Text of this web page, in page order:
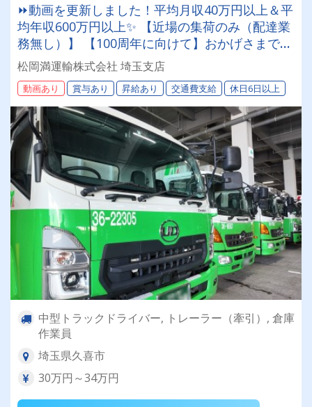
⏩動画を更新しました！平均月収40万円以上＆平
均年収600万円以上✨ 【近場の集荷のみ（配達業
務無し）】 【100周年に向けて】おかげさまで設
立77周年北海道を代表する運送会社で一緒に働き
ましょう！まつおかまんの未来を担うドライバー
積極採用中！
松岡満運輸株式会社 埼玉支店
動画あり 賞与あり 昇給あり 交通費支給 休日6日以上
中型トラックドライバー, トレーラー（牽引）, 倉庫
作業員
埼玉県久喜市
30万円～34万円